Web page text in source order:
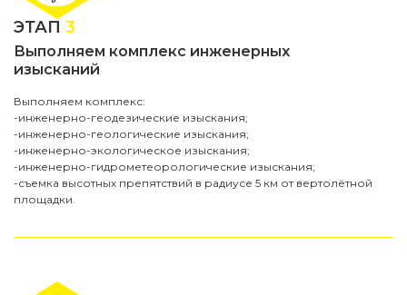
ЭТАП 3
Выполняем комплекс инженерных
изысканий
Выполняем комплекс:
-инженерно-геодезические изыскания;
-инженерно-геологические изыскания;
-инженерно-экологическое изыскания;
-инженерно-гидрометеорологические изыскания;
-съемка высотных препятствий в радиусе 5 км от вертолётной
площадки.